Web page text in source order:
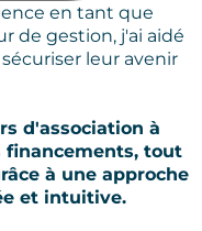
en tant que
de gestion, j'ai aidé
leur avenir
d'association à
financements, tout
à une approche
et intuitive.